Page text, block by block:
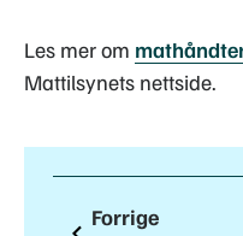
Les mer om
Mattilsynets nettside.
Forrige